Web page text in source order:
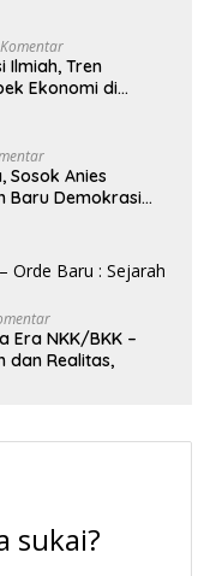
Ilmiah, Tren
Ekonomi di
Sosok Anies
Baru Demokrasi
Era NKK/BKK –
dan Realitas,
sukai?